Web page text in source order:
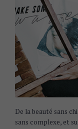
De la beauté sans
sans complexe, et